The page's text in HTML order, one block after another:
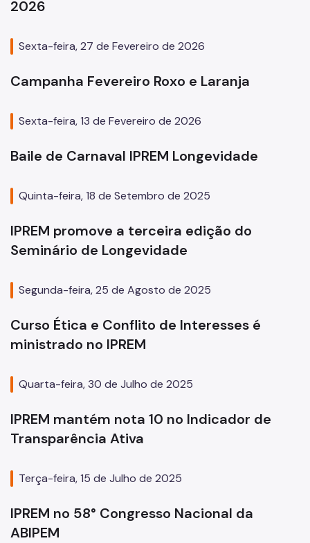
2026
Sexta-feira, 27 de Fevereiro de 2026
Campanha Fevereiro Roxo e Laranja
Sexta-feira, 13 de Fevereiro de 2026
Baile de Carnaval IPREM Longevidade
Quinta-feira, 18 de Setembro de 2025
IPREM promove a terceira edição do
Seminário de Longevidade
Segunda-feira, 25 de Agosto de 2025
Curso Ética e Conflito de Interesses é
ministrado no IPREM
Quarta-feira, 30 de Julho de 2025
IPREM mantém nota 10 no Indicador de
Transparência Ativa
Terça-feira, 15 de Julho de 2025
IPREM no 58° Congresso Nacional da
ABIPEM